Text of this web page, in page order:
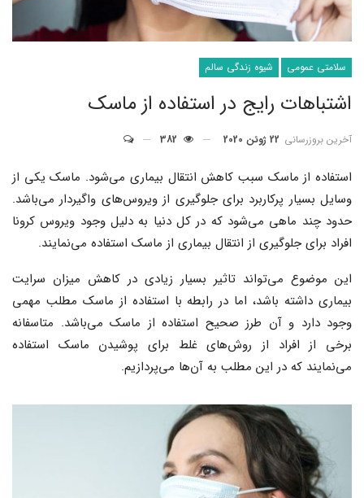
سلامتی عمومی شیوه زندگی سالم
اشتباهات رایج در استفاده از ماسک
آخرین بروزرسانی 22 ژوئن 2020 382
استفاده از ماسک سبب کاهش انتقال بیماری می‌شود. ماسک یکی از
وسایل بسیار پرکاربرد برای جلوگیری از ویروس‌های واگیردار می‌باشد.
حدود چند ماهی می‌شود که در کل دنیا به دلیل وجود ویروس کرونا
افراد برای جلوگیری از انتقال بیماری از ماسک استفاده می‌نمایند.
این موضوع می‌تواند تاثیر بسیار زیادی در کاهش میزان سرایت
بیماری داشته باشد، اما در رابطه با استفاده از ماسک مطلب مهمی
وجود دارد و آن طرز صحیح استفاده از ماسک می‌باشد. متاسفانه
برخی از افراد از روش‌های غلط برای پوشیدن ماسک استفاده
می‌نمایند که در این مطلب به آن‌ها می‌پردازیم.